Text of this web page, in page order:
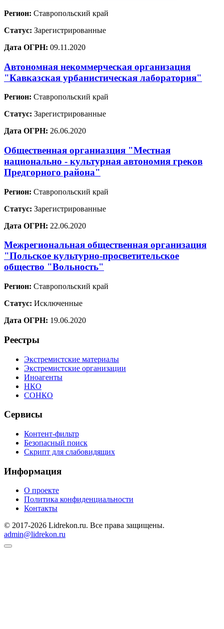
Регион: Ставропольский край
Статус: Зарегистрированные
Дата ОГРН: 09.11.2020
Автономная некоммерческая организация
"Кавказская урбанистическая лаборатория"
Регион: Ставропольский край
Статус: Зарегистрированные
Дата ОГРН: 26.06.2020
Общественная органиазция "Местная
национально - культурная автономия греков
Предгорного района"
Регион: Ставропольский край
Статус: Зарегистрированные
Дата ОГРН: 22.06.2020
Межрегиональная общественная организация
"Польское культурно-просветительское
общество "Вольность"
Регион: Ставропольский край
Статус: Исключенные
Дата ОГРН: 19.06.2020
Реестры
Экстремистские материалы
Экстремистские организации
Иноагенты
НКО
СОНКО
Сервисы
Контент-фильтр
Безопасный поиск
Скрипт для слабовидящих
Информация
О проекте
Политика конфиденциальности
Контакты
© 2017-2026 Lidrekon.ru. Все права защищены.
admin@lidrekon.ru